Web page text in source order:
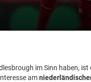
im Sinn haben,
am